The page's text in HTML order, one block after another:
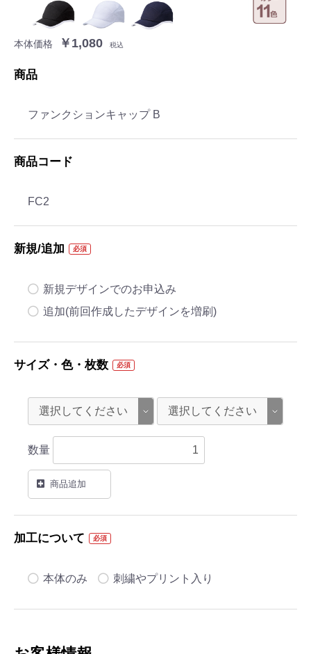
本体価格 ￥1,080 税込
商品
ファンクションキャップ B
商品コード
FC2
新規/追加 必須
新規デザインでのお申込み
追加(前回作成したデザインを増刷)
サイズ・色・枚数 必須
数量
商品追加
加工について 必須
本体のみ 刺繍やプリント入り